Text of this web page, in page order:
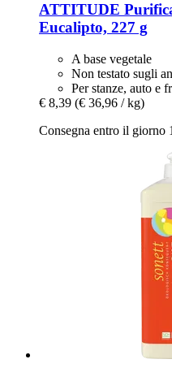
ATTITUDE
Eucalipto, 227 g
A base vegetale
Non testato sugli
Per stanze, auto e
€ 8,39 (€ 36,96 / kg)
Consegna entro il giorno